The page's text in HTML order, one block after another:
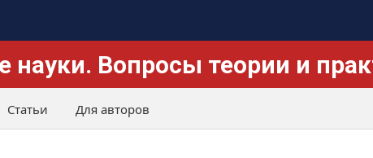
науки. Вопросы теории и
Статьи Для авторов